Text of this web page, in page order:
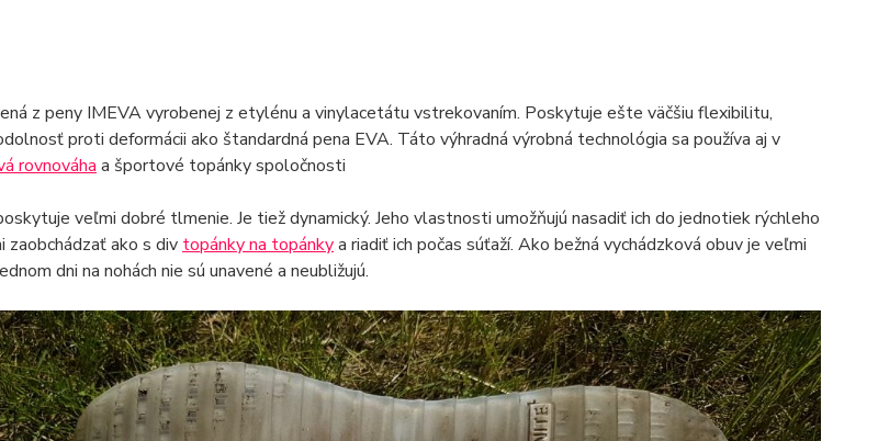
z peny IMEVA vyrobenej z etylénu a vinylacetátu vstrekovaním. Poskytuje ešte väčšiu flexibilitu,
proti deformácii ako štandardná pena EVA. Táto výhradná výrobná technológia sa používa aj v
rovnováha a športové topánky spoločnosti
veľmi dobré tlmenie. Je tiež dynamický. Jeho vlastnosti umožňujú nasadiť ich do jednotiek rýchleho
zaobchádzať ako s div topánky na topánkya riadiť ich počas súťaží. Ako bežná vychádzková obuv je veľmi
dni na nohách nie sú unavené a neubližujú.